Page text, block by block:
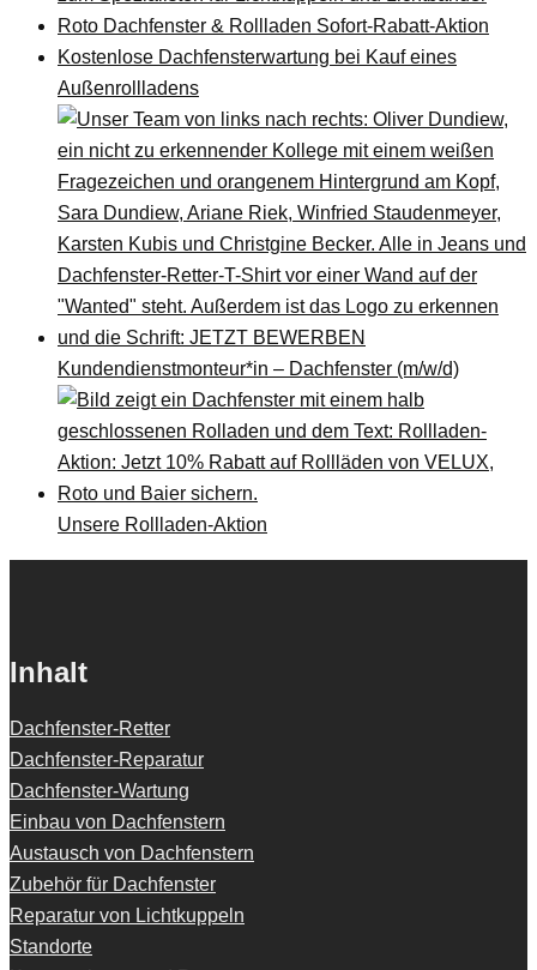
Roto Dachfenster & Rollladen Sofort-Rabatt-Aktion
Kostenlose Dachfensterwartung bei Kauf eines
Außenrollladens
Kundendienstmonteur*in – Dachfenster (m/w/d)
Unsere Rollladen-Aktion
Inhalt
Dachfenster-Retter
Dachfenster-Reparatur
Dachfenster-Wartung
Einbau von Dachfenstern
Austausch von Dachfenstern
Zubehör für Dachfenster
Reparatur von Lichtkuppeln
Standorte